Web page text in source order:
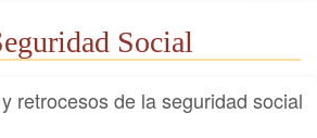
Social
retrocesos de la seguridad social